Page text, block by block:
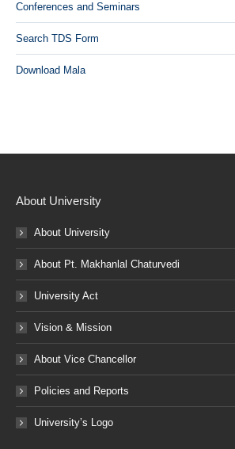
Conferences and Seminars
Search TDS Form
Download Mala
About University
About University
About Pt. Makhanlal Chaturvedi
University Act
Vision & Mission
About Vice Chancellor
Policies and Reports
University’s Logo